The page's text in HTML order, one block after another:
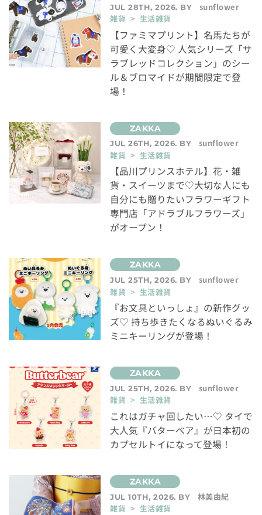
JUL 28TH, 2026. BY
sunflower
雑貨 > 生活雑貨
【ファミマプリント】名馬たちが
可愛く大変身♡ 人気シリーズ「サ
ラブレッドコレクション」のシー
ル＆ブロマイドが期間限定で登
場！
JUL 26TH, 2026. BY
sunflower
雑貨 > 生活雑貨
【品川プリンスホテル】花・雑
貨・スイーツまで♡大切な人にも
自分にも贈りたいフラワーギフト
専門店「アドラブルフラワーズ」
がオープン！
JUL 25TH, 2026. BY
sunflower
雑貨 > 生活雑貨
『お文具といっしょ』の新作グッ
ズ♡ 持ち歩きたくなるぬいぐるみ
ミニキーリングが登場！
JUL 25TH, 2026. BY
sunflower
雑貨 > 生活雑貨
これはガチャ回したい…♡ タイで
大人気『バターベア』が日本初の
カプセルトイになって登場！
JUL 10TH, 2026. BY
林美由紀
雑貨 > 生活雑貨